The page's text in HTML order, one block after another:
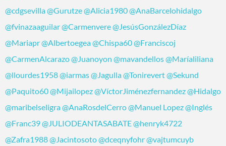
@cdgsevilla@Gurutze@Alicia1980@AnaBarcelohidalgo
@fvinazaaguilar@Carmenvere@JesúsGonzálezDíaz
@Mariapr@Albertoegea@Chispa60@Franciscoj
@CarmenAlcarazo@Juanoyon @mavandellos@Maríaliliana
@llourdes1958@iarmas@Jagulla@Tonirevert@Sekund
@Paquito60@Mijailopez@VíctorJiménezfernandez@Hidalgo
@maribelseligra@AnaRosdelCerro@Manuel Lopez@Inglés
@Franc39@JULIODEANTASABATE@henryk4722
@Zafra1988@Jacintosoto@dceqnyfohr@vajtumcuyb